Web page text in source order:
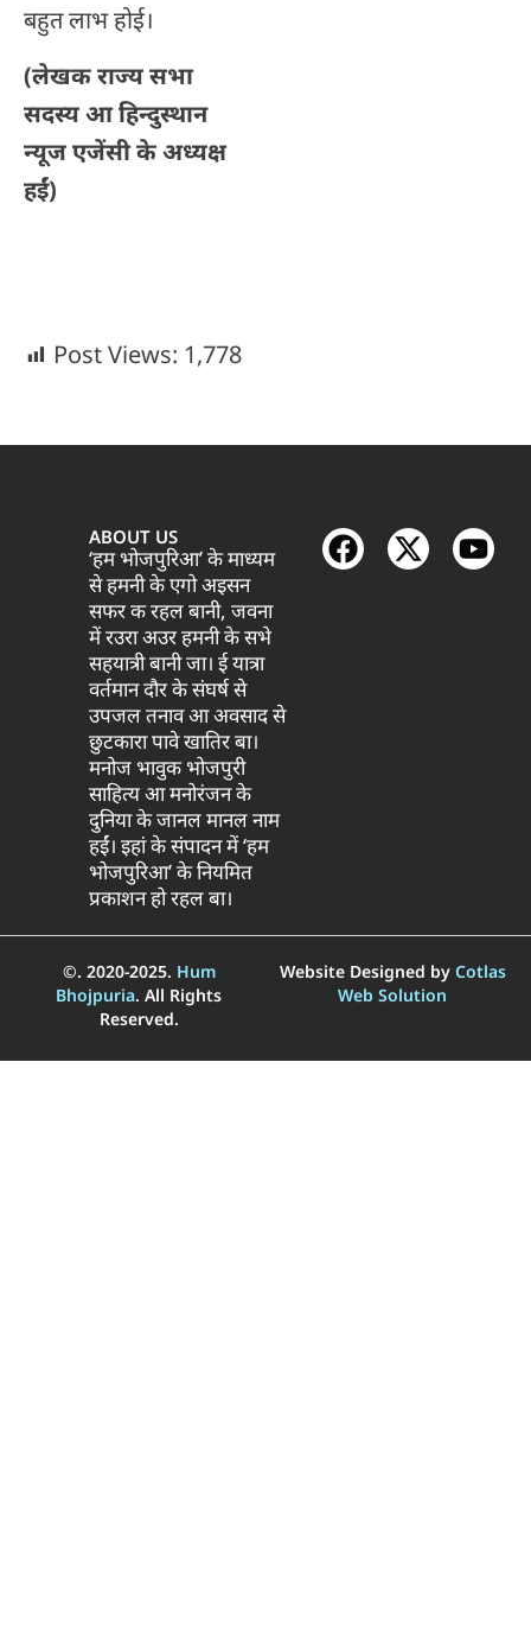
बहुत लाभ होई।
(लेखक राज्य सभा
सदस्य आ हिन्दुस्थान
न्यूज एजेंसी के अध्यक्ष
हईं)
Post Views: 1,778
ABOUT US
‘हम भोजपुरिआ’ के माध्यम
से हमनी के एगो अइसन
सफर क रहल बानी, जवना
में रउरा अउर हमनी के सभे
सहयात्री बानी जा। ई यात्रा
वर्तमान दौर के संघर्ष से
उपजल तनाव आ अवसाद से
छुटकारा पावे खातिर बा।
मनोज भावुक भोजपुरी
साहित्य आ मनोरंजन के
दुनिया के जानल मानल नाम
हईं। इहां के संपादन में ‘हम
भोजपुरिआ’ के नियमित
प्रकाशन हो रहल बा।
©. 2020-2025. Hum
Bhojpuria. All Rights
Reserved.
Website Designed by Cotlas
Web Solution